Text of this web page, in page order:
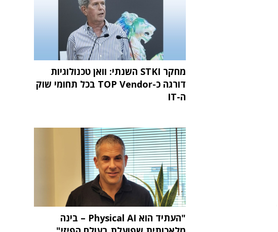
מחקר STKI השנתי: וואן טכנולוגיות
דורגה כ-TOP Vendor בכל תחומי שוק
ה-IT
"העתיד הוא Physical AI – בינה